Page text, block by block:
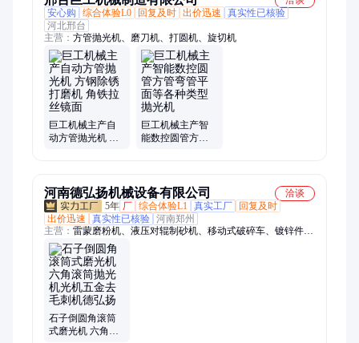
安心购
综合体验L0 回复及时 出价迅速
真实性已核验
河北邢台
主营： 方管抛光机、磨刀机、打圆机、旋切机
巨工机械主产自
动方管抛光机 方
巨工机械主产智
能数控圆管方管
河南德弘扬机械设备有限公司
洽谈
5年 厂 综合体验L1 真实工厂
回复及时
出价迅速
真实性已核验 河南郑州
主营： 雷蒙磨粉机、液压对辊制砂机、移动式破碎车、镀锌件六
角滚筒抛光机、球磨机、碾金机、螺旋洗沙机、圆锥破碎机、颚
式破碎机、洗羊机、链板给料机、泥石分离机、滚轴筛分机、振
动筛分机、炭化炉、锤式破碎机、滚筒磨光机、六角滚筒磨圆机
石子倒圆角滚筒
式磨光机 六角滚